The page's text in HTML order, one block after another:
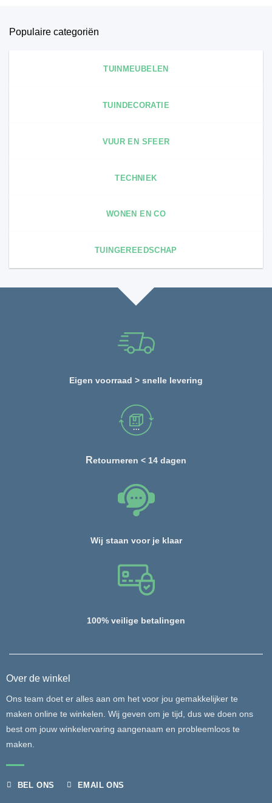
Populaire categoriën
TUINMEUBELEN
TUINDECORATIE
VUUR EN SFEER
TECHNIEK
WONEN EN CO
TUINGEREEDSCHAP
Eigen voorraad > snelle levering
Retourneren < 14 dagen
Wij staan voor je klaar
100% veilige betalingen
Over de winkel
Ons team doet er alles aan om het voor jou gemakkelijker te
maken online te winkelen. Wij geven om je tijd, dus we doen ons
best om jouw winkelervaring aangenaam en probleemloos te
maken.
BEL ONS EMAIL ONS